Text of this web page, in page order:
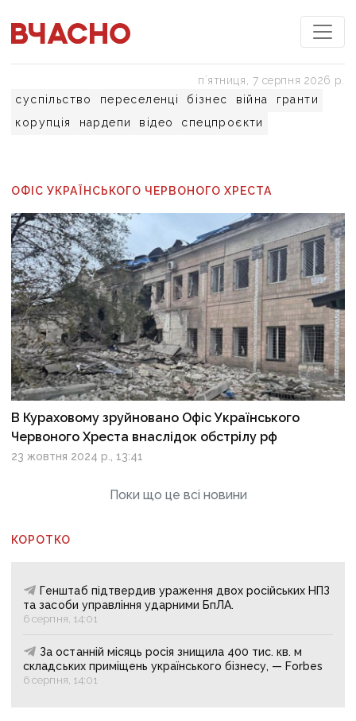
суспільство переселенці бізнес війна
гранти
корупція
нардепи відео спецпроєкти
пʼятниця, 7 серпня 2026 р.
ОФІС УКРАЇНСЬКОГО ЧЕРВОНОГО ХРЕСТА
В Кураховому зруйновано Офіс Українського
Червоного Хреста внаслідок обстрілу рф
23 жовтня 2024 р., 13:41
Поки що це всі новини
КОРОТКО
Генштаб підтвердив ураження двох російських НПЗ
та засоби управління ударними БпЛА.
6 серпня, 14:01
За останній місяць росія знищила 400 тис. кв. м
складських приміщень українського бізнесу, — Forbes
6 серпня, 14:01